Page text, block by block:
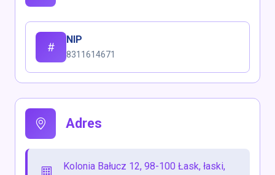
NIP
8311614671
Adres
Kolonia Bałucz 12, 98-100 Łask, łaski,